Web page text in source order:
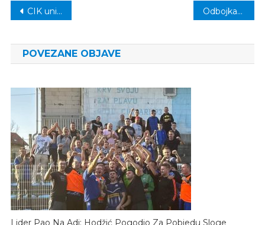
Navigacija
CIK unio glasove sa svih redovnih biračkih mjesta u Kalesiji Odbojkaši Bosne poraženi od Napretka u polufinalu Kupa FBiH
POVEZANE OBJAVE
Lider Pao Na Adi: Hodžić Pogodio Za Pobjedu Sloge